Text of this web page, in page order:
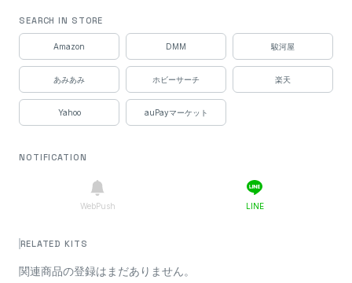
SEARCH IN STORE
Amazon DMM 駿河屋
あみあみ ホビーサーチ 楽天
Yahoo auPayマーケット
NOTIFICATION
WebPush LINE
RELATED KITS
関連商品の登録はまだありません。